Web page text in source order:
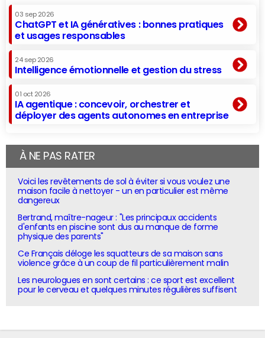
03 sep 2026
ChatGPT et IA génératives : bonnes pratiques
et usages responsables
24 sep 2026
Intelligence émotionnelle et gestion du stress
01 oct 2026
IA agentique : concevoir, orchestrer et
déployer des agents autonomes en entreprise
À NE PAS RATER
Voici les revêtements de sol à éviter si vous voulez une
maison facile à nettoyer - un en particulier est même
dangereux
Bertrand, maître-nageur : "Les principaux accidents
d'enfants en piscine sont dus au manque de forme
physique des parents"
Ce Français déloge les squatteurs de sa maison sans
violence grâce à un coup de fil particulièrement malin
Les neurologues en sont certains : ce sport est excellent
pour le cerveau et quelques minutes régulières suffisent